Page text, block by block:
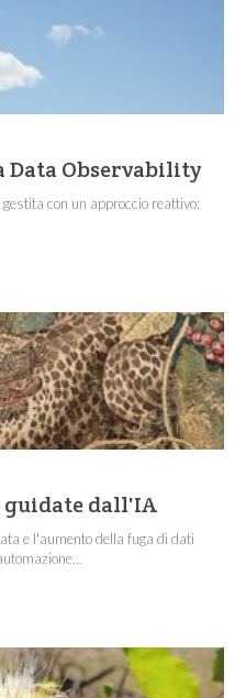
Data Observability
con un approccio reattivo:
guidate dall'IA
e l'aumento della fuga di dati